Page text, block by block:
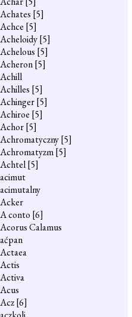
Achates [5]
Achce [5]
Acheloidy[5]
Achelous [5]
Acheron[5]
Achill
Achilles [5]
Achinger[5]
Achiroe [5]
Achor[5]
Achromatyczny[5]
Achromatyzm[5]
Achtel[5]
acimut
acimutalny
Acker
A conto [6]
Acorus Calamus
aćpan
Actaea
Actis
Activa
Acus
Acz[6]